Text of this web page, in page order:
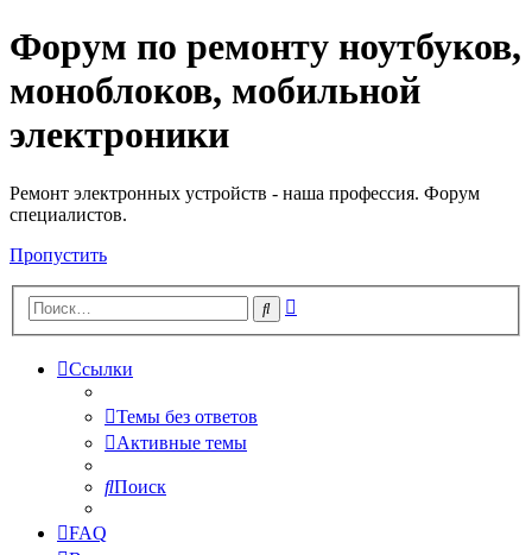
Регистрация
Форум по ремонту ноутбуков,
моноблоков, мобильной
электроники
Ремонт электронных устройств - наша профессия. Форум
специалистов.
Пропустить
Поиск
Ссылки
Темы без ответов
Активные темы
Поиск
FAQ